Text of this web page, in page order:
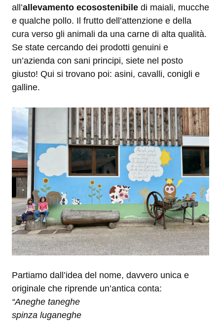
all’allevamento ecosostenibile di maiali, mucche
e qualche pollo. Il frutto dell’attenzione e della
cura verso gli animali da una carne di alta qualità.
Se state cercando dei prodotti genuini e
un’azienda con sani principi, siete nel posto
giusto! Qui si trovano poi: asini, cavalli, conigli e
galline.
Partiamo dall’idea del nome, davvero unica e
originale che riprende un’antica conta:
“Aneghe taneghe
spinza luganeghe